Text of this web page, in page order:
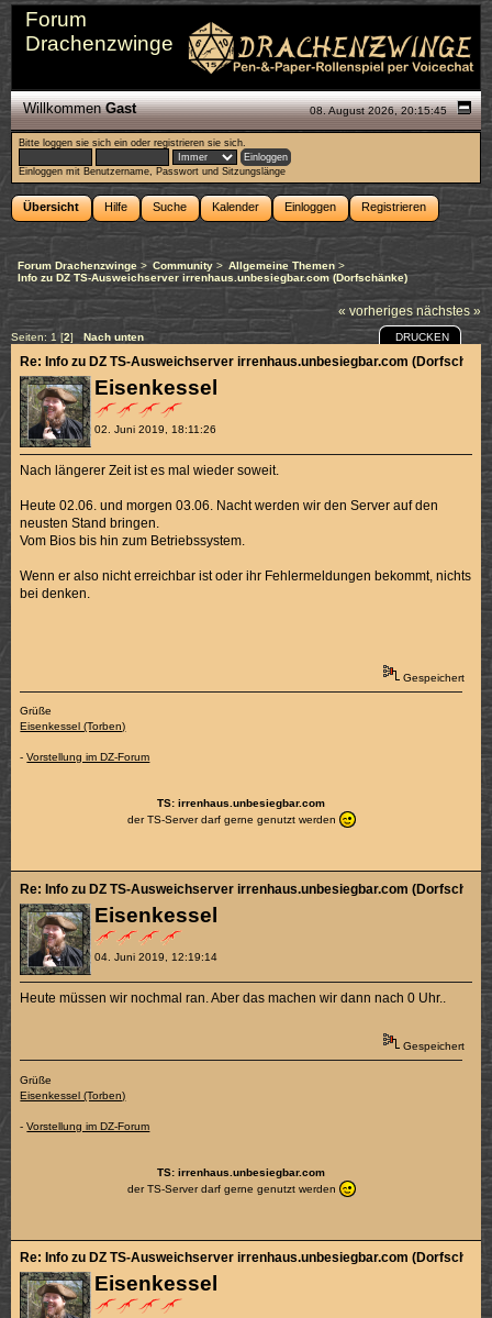
Forum
Drachenzwinge
08. August 2026, 20:15:45
WillkommenGast
Bitte loggen sie sich ein oderregistrieren sie sich.
Einloggen mit Benutzername, Passwort und Sitzungslänge
Übersicht Hilfe Suche Kalender Einloggen Registrieren
Forum Drachenzwinge > Community> Allgemeine Themen>
Info zu DZ TS-Ausweichserver irrenhaus.unbesiegbar.com (Dorfschänke)
« vorheriges nächstes »
Seiten: 1 [2] Nach unten DRUCKEN
Eisenkessel
02. Juni 2019, 18:11:26
Re: Info zu DZ TS-Ausweichserver irrenhaus.unbesiegbar.com
Nach längerer Zeit ist es mal wieder soweit.
Heute 02.06. und morgen 03.06. Nacht werden wir den Server auf den
neusten Stand bringen.
Vom Bios bis hin zum Betriebssystem.
Wenn er also nicht erreichbar ist oder ihr Fehlermeldungen bekommt, nichts
bei denken.
Gespeichert
Grüße
Eisenkessel (Torben)
-Vorstellung im DZ-Forum
TS: irrenhaus.unbesiegbar.com
der TS-Server darf gerne genutzt werden
Eisenkessel
04. Juni 2019, 12:19:14
Re: Info zu DZ TS-Ausweichserver irrenhaus.unbesiegbar.com
Heute müssen wir nochmal ran. Aber das machen wir dann nach 0 Uhr..
Gespeichert
Grüße
Eisenkessel (Torben)
-Vorstellung im DZ-Forum
TS: irrenhaus.unbesiegbar.com
der TS-Server darf gerne genutzt werden
Eisenkessel
Re: Info zu DZ TS-Ausweichserver irrenhaus.unbesiegbar.com